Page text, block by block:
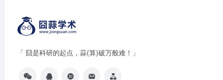
「 囧是科研的起点，蒜(算)破万般难！」